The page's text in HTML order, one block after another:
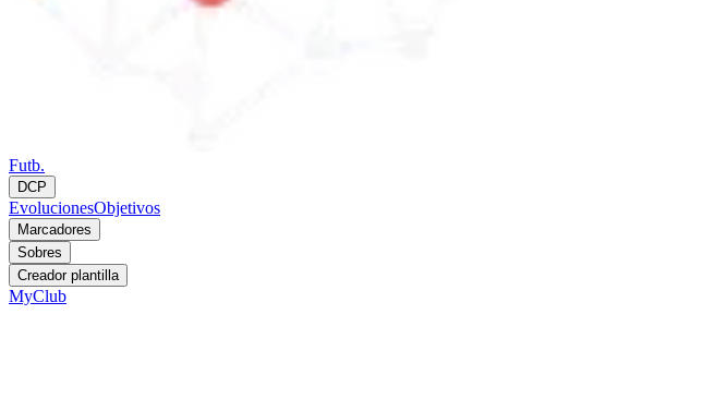
Futb.
DCP
EvolucionesObjetivos
Marcadores
Sobres
Creador plantilla
MyClub